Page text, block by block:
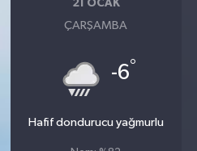
21 OCAK
ÇARŞAMBA
-6°
Hafif dondurucu yağmurlu